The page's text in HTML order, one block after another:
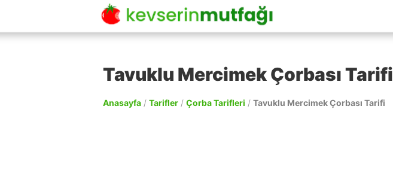
Tavuklu Mercimek Çorbası Tarifi
Anasayfa / Tarifler / Çorba Tarifleri / Tavuklu Mercimek Çorbası Tarifi